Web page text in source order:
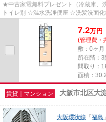
★中古家電無料プレゼント（冷蔵庫
トイレ別 ☆温水洗浄便座 ☆洗髪洗面
7.2万円
(管理費・
敷：0ヶ月
所在階：3
間取り：
面積：
賃貸｜マンション 大阪市北区大
大阪環状線 「 福島